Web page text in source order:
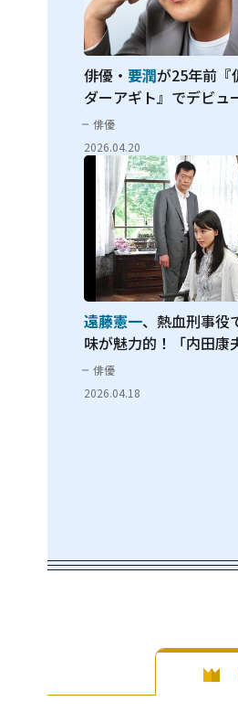
俳優・ 要潤が25年前『
ダーアギト』でデビュ
の自分に伝えたいこと
俳優
2026.04.20
遠藤憲一、熱血刑事役
味が魅力的！「内田康
ス 多摩湖畔殺人事件
山・酒田・秋田を結ぶ
俳優
2026.04.18